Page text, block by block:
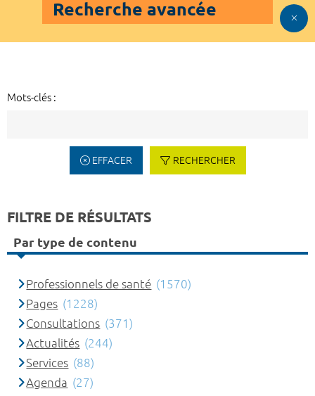
Recherche avancée
Mots-clés :
EFFACER RECHERCHER
FILTRE DE RÉSULTATS
Par type de contenu
Professionnels de santé (1570)
Pages (1228)
Consultations (371)
Actualités (244)
Services (88)
Agenda (27)